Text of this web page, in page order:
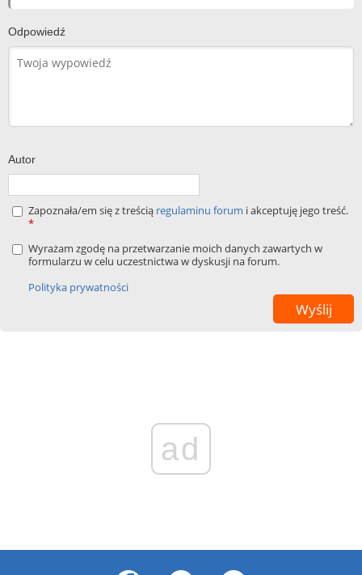
Odpowiedź
Autor
Zapoznała/em się z treścią regulaminu forum i akceptuję jego treść.
*
Wyrażam zgodę na przetwarzanie moich danych zawartych w
formularzu w celu uczestnictwa w dyskusji na forum.
Polityka prywatności
ad